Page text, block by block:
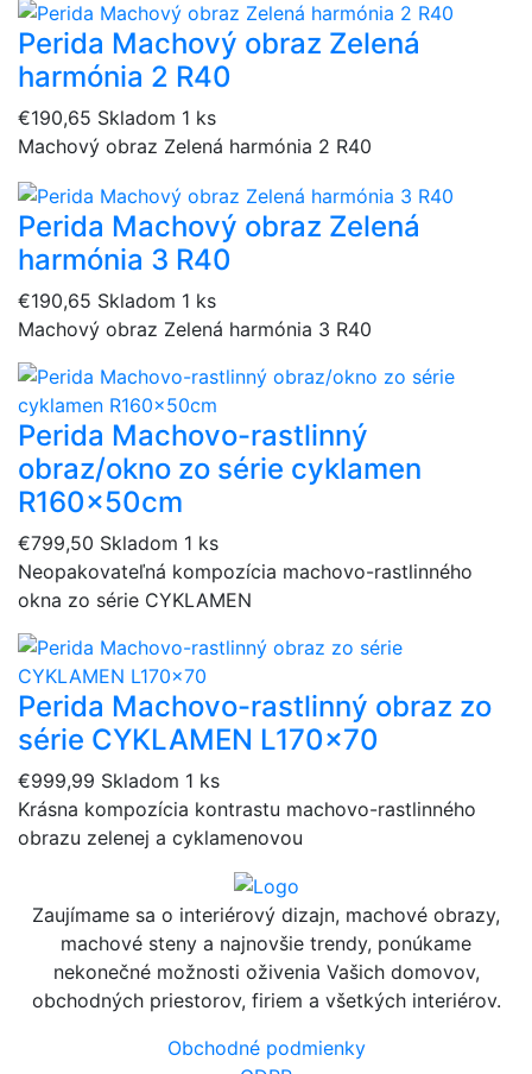
Perida Machový obraz Zelená
harmónia 2 R40
€190,65 Skladom 1 ks
Machový obraz Zelená harmónia 2 R40
Perida Machový obraz Zelená
harmónia 3 R40
€190,65 Skladom 1 ks
Machový obraz Zelená harmónia 3 R40
Perida Machovo-rastlinný
obraz/okno zo série cyklamen
R160x50cm
€799,50 Skladom 1 ks
Neopakovateľná kompozícia machovo-rastlinného
okna zo série CYKLAMEN
Perida Machovo-rastlinný obraz zo
série CYKLAMEN L170x70
€999,99 Skladom 1 ks
Krásna kompozícia kontrastu machovo-rastlinného
obrazu zelenej a cyklamenovou
Zaujímame sa o interiérový dizajn, machové obrazy,
machové steny a najnovšie trendy, ponúkame
nekonečné možnosti oživenia Vašich domovov,
obchodných priestorov, firiem a všetkých interiérov.
Obchodné podmienky